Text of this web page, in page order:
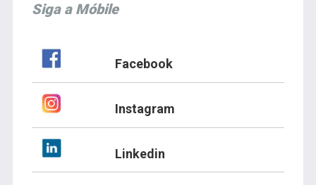
Siga a Móbile
Facebook
Instagram
Linkedin